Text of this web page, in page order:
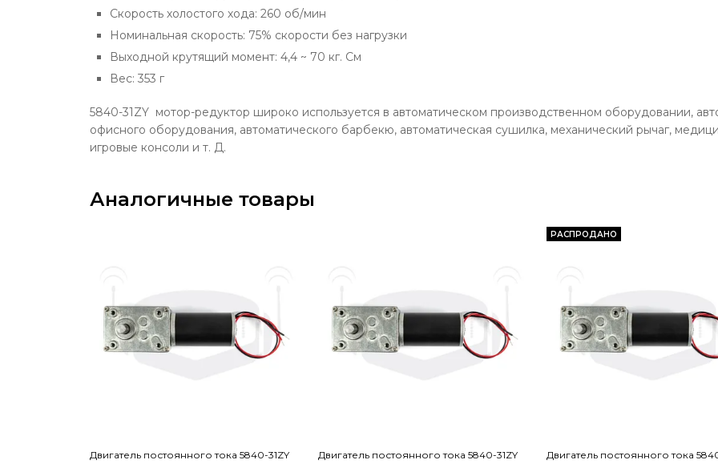
Скорость холостого хода: 260 об/мин
Номинальная скорость: 75% скорости без нагрузки
Выходной крутящий момент: 4,4 ~ 70 кг. См
Вес: 353 г
5840-31ZY мотор-редуктор широко используется в автоматическом производственном оборудовании,
офисного оборудования, автоматического барбекю, автоматическая сушилка, механический рычаг,
игровые консоли и т. Д.
Аналогичные товары
Двигатель постоянного тока 5840-31ZY
Двигатель постоянного тока 5840-31ZY
РАСПРОДАНО
Двигатель постоянного тока